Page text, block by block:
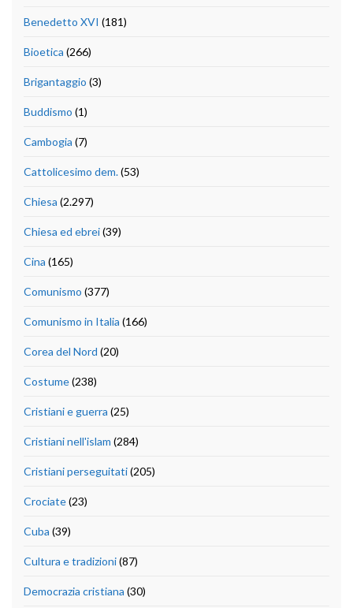
Benedetto XVI (181)
Bioetica (266)
Brigantaggio (3)
Buddismo (1)
Cambogia (7)
Cattolicesimo dem.(53)
Chiesa (2.297)
Chiesa ed ebrei(39)
Cina (165)
Comunismo (377)
Comunismo in Italia (166)
Corea del Nord (20)
Costume(238)
Cristiani e guerra (25)
Cristiani nell'islam (284)
Cristiani perseguitati(205)
Crociate(23)
Cuba (39)
Cultura e tradizioni(87)
Democrazia cristiana (30)